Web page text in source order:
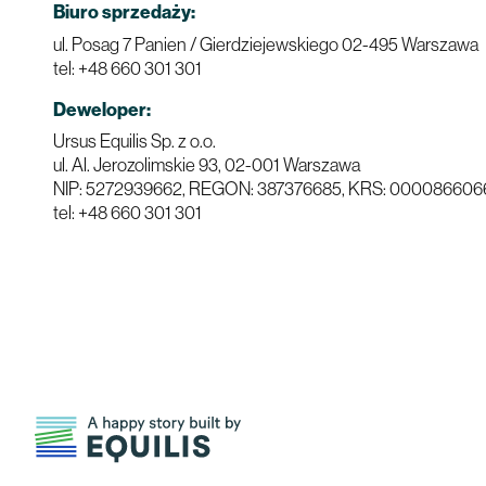
Biuro sprzedaży:
ul. Posag 7 Panien / Gierdziejewskiego02-495 Warszawa
tel: +48 660 301 301
Deweloper:
Ursus Equilis Sp. z o.o.
ul. Al. Jerozolimskie 93, 02-001 Warszawa
NIP: 5272939662, REGON: 387376685, KRS:
tel: +48 660 301 301